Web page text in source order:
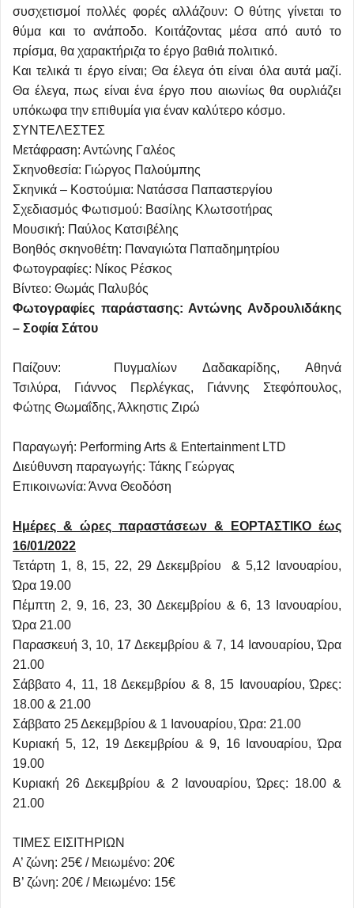
συσχετισμοί πολλές φορές αλλάζουν: Ο θύτης γίνεται το
θύμα και το ανάποδο. Κοιτάζοντας μέσα από αυτό το
πρίσμα, θα χαρακτήριζα το έργο βαθιά πολιτικό.
Και τελικά τι έργο είναι; Θα έλεγα ότι είναι όλα αυτά μαζί.
Θα έλεγα, πως είναι ένα έργο που αιωνίως θα ουρλιάζει
υπόκωφα την επιθυμία για έναν καλύτερο κόσμο.
ΣΥΝΤΕΛΕΣΤΕΣ
Μετάφραση: Αντώνης Γαλέος
Σκηνοθεσία: Γιώργος Παλούμπης
Σκηνικά – Κοστούμια: Νατάσσα Παπαστεργίου
Σχεδιασμός Φωτισμού: Bασίλης Κλωτσοτήρας
Μουσική: Παύλος Κατσιβέλης
Βοηθός σκηνοθέτη: Παναγιώτα Παπαδημητρίου
Φωτογραφίες: Νίκος Ρέσκος
Βίντεο: Θωμάς Παλυβός
Φωτογραφίες παράστασης: Αντώνης Ανδρουλιδάκης
– Σοφία Σάτου
Παίζουν: Πυγμαλίων Δαδακαρίδης, Αθηνά
Τσιλύρα, Γιάννος Περλέγκας, Γιάννης Στεφόπουλος,
Φώτης Θωμαΐδης, Άλκηστις Ζιρώ
Παραγωγή: Performing Arts & Entertainment LTD
Διεύθυνση παραγωγής: Τάκης Γεώργας
Επικοινωνία: Άννα Θεοδόση
Ημέρες & ώρες παραστάσεων & ΕΟΡΤΑΣΤΙΚΟ έως
16/01/2022
Τετάρτη 1, 8, 15, 22, 29 Δεκεμβρίου & 5,12 Ιανουαρίου,
Ώρα 19.00
Πέμπτη 2, 9, 16, 23, 30 Δεκεμβρίου & 6, 13 Ιανουαρίου,
Ώρα 21.00
Παρασκευή 3, 10, 17 Δεκεμβρίου & 7, 14 Ιανουαρίου, Ώρα
21.00
Σάββατο 4, 11, 18 Δεκεμβρίου & 8, 15 Ιανουαρίου, Ώρες:
18.00 & 21.00
Σάββατο 25 Δεκεμβρίου & 1 Ιανουαρίου, Ώρα: 21.00
Κυριακή 5, 12, 19 Δεκεμβρίου & 9, 16 Ιανουαρίου, Ώρα
19.00
Κυριακή 26 Δεκεμβρίου & 2 Ιανουαρίου, Ώρες: 18.00 &
21.00
ΤΙΜΕΣ ΕΙΣΙΤΗΡΙΩΝ
Α’ ζώνη: 25€ / Μειωμένο: 20€
Β’ ζώνη: 20€ / Μειωμένο: 15€